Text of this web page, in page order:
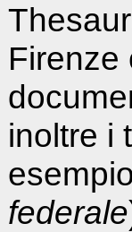
Firenze
inoltre i
federale